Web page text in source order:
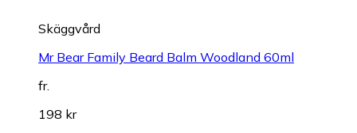
Skäggvård
Mr Bear Family Beard Balm Woodland 60ml
fr.
198 kr